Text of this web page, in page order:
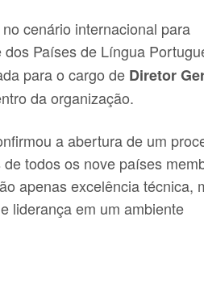
cenário internacional para
dos Países de Língua
para o cargo de Diretor
da organização.
a abertura de um
todos os nove países
apenas excelência técnica,
liderança em um ambiente